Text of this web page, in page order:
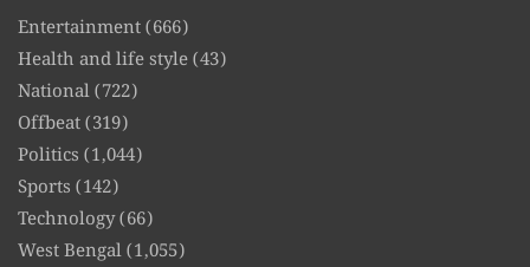
Entertainment(666)
Health and life style(43)
National(722)
Offbeat(319)
Politics (1,044)
Sports (142)
Technology(66)
West Bengal(1,055)